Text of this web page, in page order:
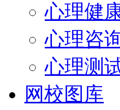
心理健
心理咨
心理测
网校图库